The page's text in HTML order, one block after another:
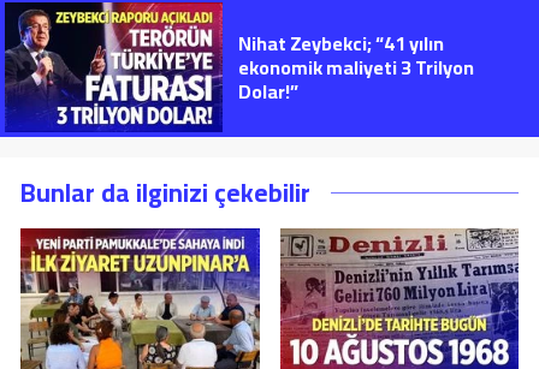
Nihat Zeybekci; “41 yılın
ekonomik maliyeti 3 Trilyon
Dolar!”
Bunlar da ilginizi çekebilir